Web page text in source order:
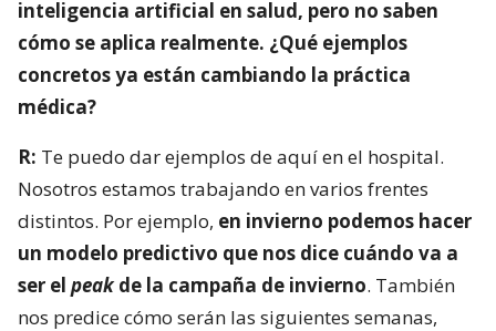
inteligencia artificial en salud, pero no saben
cómo se aplica realmente. ¿Qué ejemplos
concretos ya están cambiando la práctica
médica?
R: Te puedo dar ejemplos de aquí en el hospital.
Nosotros estamos trabajando en varios frentes
distintos. Por ejemplo, en invierno podemos hacer
un modelo predictivo que nos dice cuándo va a
ser el peakde la campaña de invierno. También
nos predice cómo serán las siguientes semanas,